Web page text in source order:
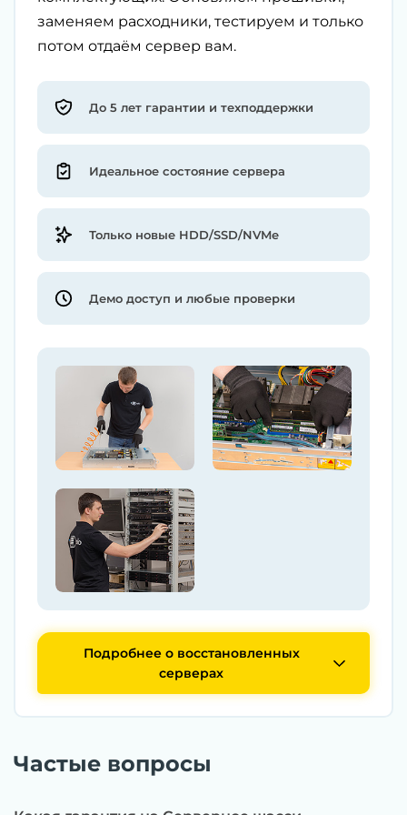
заменяем расходники, тестируем и только
потом отдаём сервер вам.
До 5 лет гарантии и техподдержки
Идеальное состояние сервера
Только новые HDD/SSD/NVMe
Демо доступ и любые проверки
Подробнее о восстановленных
серверах
Частые вопросы